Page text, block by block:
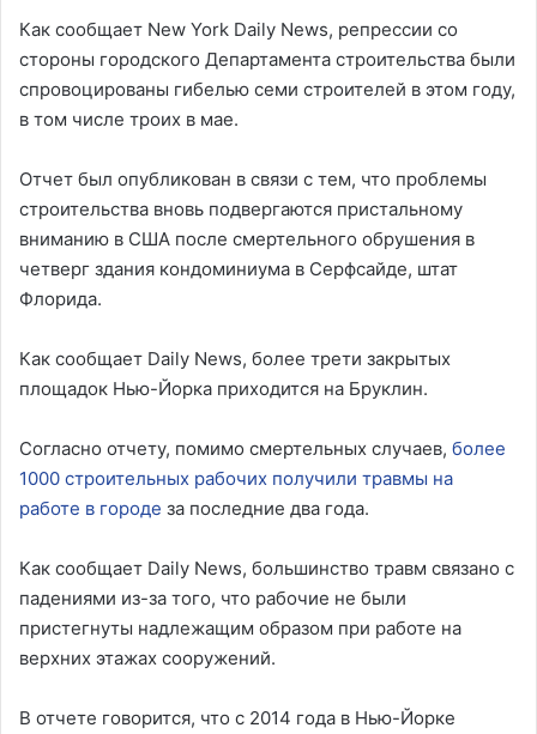
Как сообщает New York Daily News, репрессии со
стороны городского Департамента строительства были
спровоцированы гибелью семи строителей в этом году,
в том числе троих в мае.
Отчет был опубликован в связи с тем, что проблемы
строительства вновь подвергаются пристальному
вниманию в США после смертельного обрушения в
четверг здания кондоминиума в Серфсайде, штат
Флорида.
Как сообщает Daily News, более трети закрытых
площадок Нью-Йорка приходится на Бруклин.
Согласно отчету, помимо смертельных случаев, более
1000 строительных рабочих получили травмы на
работе в городе за последние два года.
Как сообщает Daily News, большинство травм связано с
падениями из-за того, что рабочие не были
пристегнуты надлежащим образом при работе на
верхних этажах сооружений.
В отчете говорится, что с 2014 года в Нью-Йорке